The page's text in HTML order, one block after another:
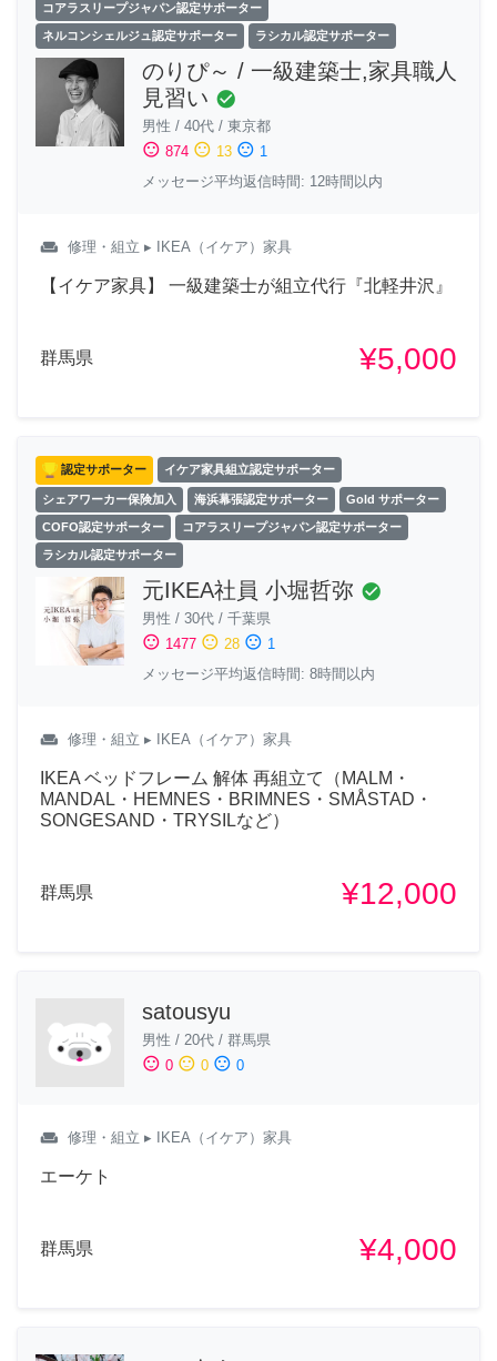
コアラスリープジャパン認定サポーター
ネルコンシェルジュ認定サポーター ラシカル認定サポーター
のりぴ～ / 一級建築士,家具職人
見習い check_circle
男性 / 40代 / 東京都
sentiment_satisfied 874 sentiment_neutral 13 sentiment_dissatisfied 1
メッセージ平均返信時間: 12時間以内
weekend 修理・組立 ▸ IKEA（イケア）家具
【イケア家具】 一級建築士が組立代行『北軽井沢』
群馬県 ¥5,000
認定サポーター イケア家具組立認定サポーター
シェアワーカー保険加入 海浜幕張認定サポーター Gold サポーター
COFO認定サポーター コアラスリープジャパン認定サポーター
ラシカル認定サポーター
元IKEA社員 小堀哲弥 check_circle
男性 / 30代 / 千葉県
sentiment_satisfied 1477 sentiment_neutral 28 sentiment_dissatisfied 1
メッセージ平均返信時間: 8時間以内
weekend 修理・組立 ▸ IKEA（イケア）家具
IKEA ベッドフレーム 解体 再組立て（MALM・
MANDAL・HEMNES・BRIMNES・SMÅSTAD・
SONGESAND・TRYSILなど）
群馬県 ¥12,000
satousyu
男性 / 20代 / 群馬県
sentiment_satisfied 0 sentiment_neutral 0 sentiment_dissatisfied 0
weekend 修理・組立 ▸ IKEA（イケア）家具
エーケト
群馬県 ¥4,000